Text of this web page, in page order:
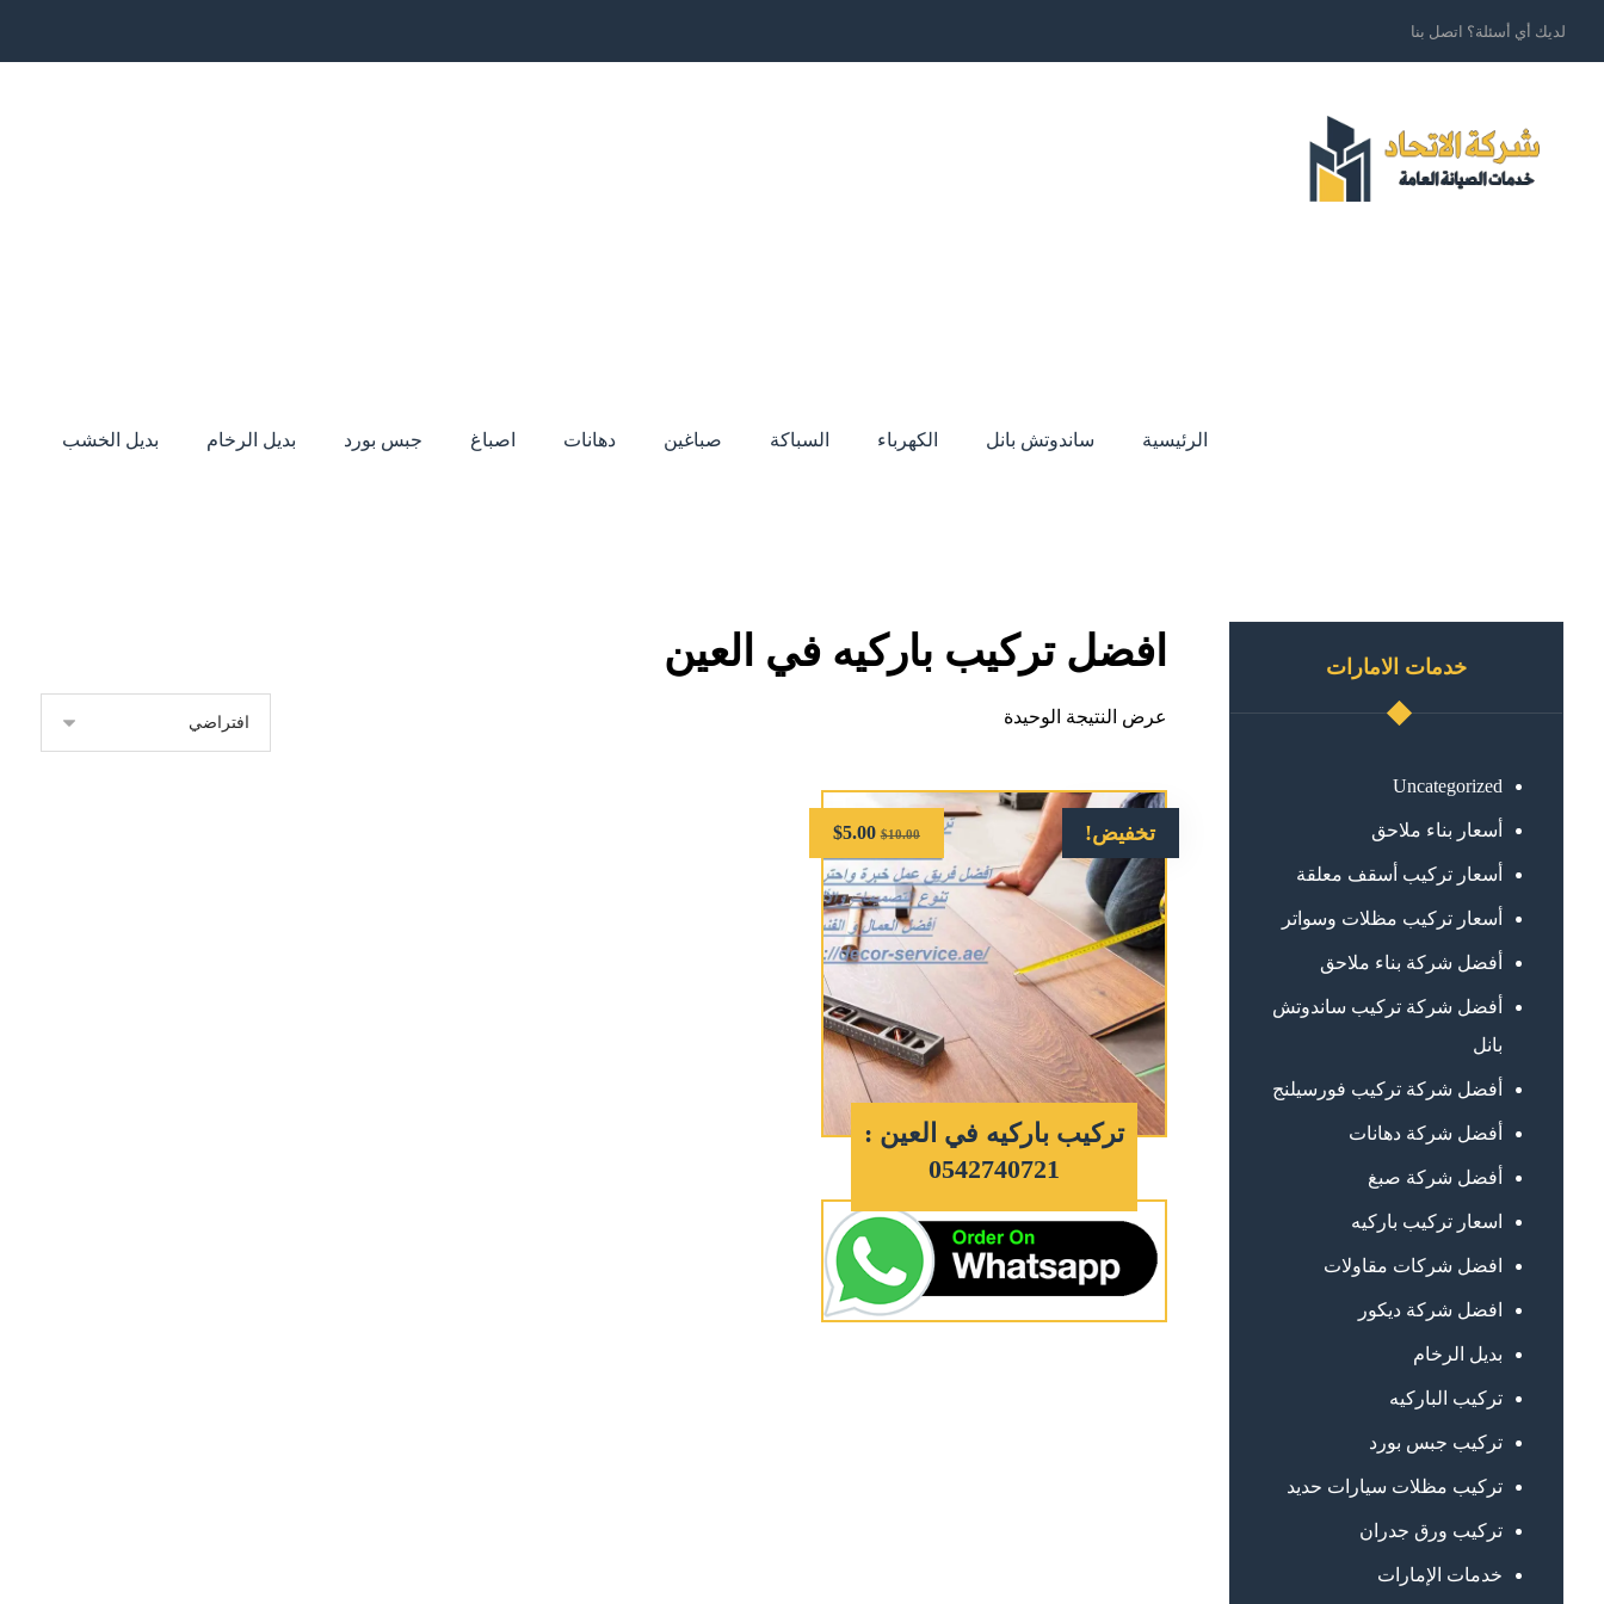
لديك أي أسئلة؟ اتصل بنا
الرئيسية ساندوتش بانل الكهرباء السباكة صباغين دهانات اصباغ جبس بورد بديل الرخام بديل الخشب
افضل تركيب باركيه في العين
عرض النتيجة الوحيدة
تخفيض!
تركيب باركيه في العين :
0542740721
$10.00
$5.00
خدمات الامارات
Uncategorized
أسعار بناء ملاحق
أسعار تركيب أسقف معلقة
أسعار تركيب مظلات وسواتر
أفضل شركة بناء ملاحق
أفضل شركة تركيب ساندوتش
بانل
أفضل شركة تركيب فورسيلنج
أفضل شركة دهانات
أفضل شركة صبغ
اسعار تركيب باركيه
افضل شركات مقاولات
افضل شركة ديكور
بديل الرخام
تركيب الباركيه
تركيب جبس بورد
تركيب مظلات سيارات حديد
تركيب ورق جدران
خدمات الإمارات